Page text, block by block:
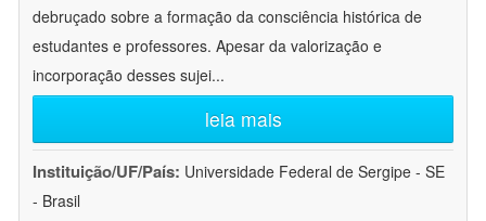
debruçado sobre a formação da consciência histórica de
estudantes e professores. Apesar da valorização e
incorporação desses sujei...
leia mais
Instituição/UF/País: Universidade Federal de Sergipe - SE
- Brasil